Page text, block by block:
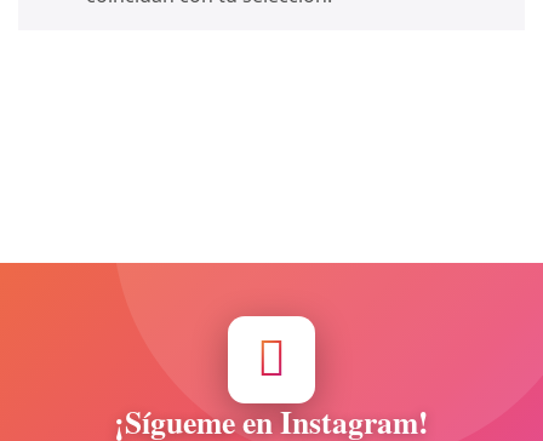
¡Sígueme en Instagram!